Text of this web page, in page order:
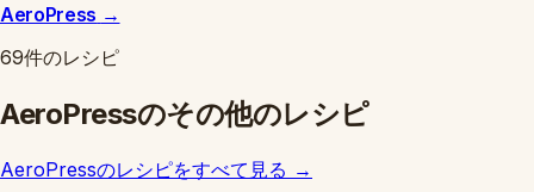
AeroPress →
69件のレシピ
AeroPressのその他のレシピ
AeroPressのレシピをすべて見る →